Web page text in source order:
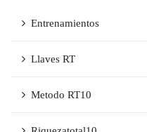
Entrenamientos
Llaves RT
Metodo RT10